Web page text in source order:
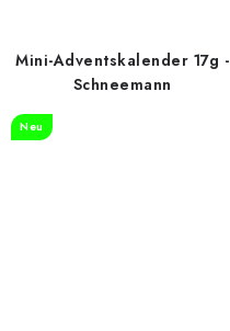
Mini-Adventskalender 17g -
Schneemann
Neu